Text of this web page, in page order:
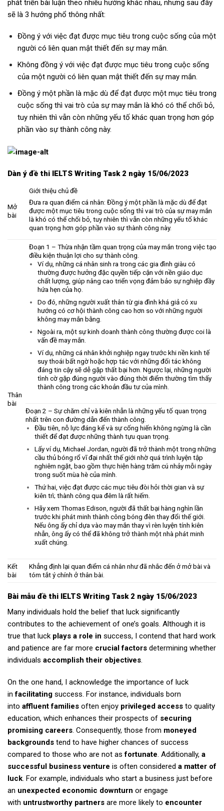
phát triển bài luận theo nhiều hướng khác nhau, nhưng sau đây
sẽ là 3 hướng phổ thông nhất:
Đồng ý với việc đạt được mục tiêu trong cuộc sống của một
người có liên quan mật thiết đến sự may mắn.
Không đồng ý với việc đạt được mục tiêu trong cuộc sống
của một người có liên quan mật thiết đến sự may mắn.
Đồng ý một phần là mặc dù để đạt được một mục tiêu trong
cuộc sống thì vai trò của sự may mắn là khó có thể chối bỏ,
tuy nhiên thì vẫn còn những yếu tố khác quan trọng hơn góp
phần vào sự thành công này.
Dàn ý đề thi IELTS Writing Task 2 ngày 15/06/2023
Mở
bài
Giới thiệu chủ đề
Đưa ra quan điểm cá nhân: Đồng ý một phần là mặc dù để đạt
được một mục tiêu trong cuộc sống thì vai trò của sự may mắn
là khó có thể chối bỏ, tuy nhiên thì vẫn còn những yếu tố khác
quan trọng hơn góp phần vào sự thành công này.
Thân
bài
Đoạn 1 – Thừa nhận tầm quan trọng của may mắn trong việc tạo
điều kiện thuận lợi cho sự thành công.
Ví dụ, những cá nhân sinh ra trong các gia đình giàu có
thường được hưởng đặc quyền tiếp cận với nền giáo dục
chất lượng, giúp nâng cao triển vọng đảm bảo sự nghiệp đầy
hứa hẹn của họ.
Do đó, những người xuất thân từ gia đình khá giả có xu
hướng có cơ hội thành công cao hơn so với những người
không may mắn bằng.
Ngoài ra, một sự kinh doanh thành công thường được coi là
vấn đề may mắn.
Ví dụ, những cá nhân khởi nghiệp ngay trước khi nền kinh tế
suy thoái bất ngờ hoặc hợp tác với những đối tác không
đáng tin cậy sẽ dễ gặp thất bại hơn. Ngược lại, những người
tình cờ gặp đúng người vào đúng thời điểm thường tìm thấy
thành công trong các khoản đầu tư của mình.
Đoạn 2 – Sự chăm chỉ và kiên nhẫn là những yếu tố quan trọng
nhất trên con đường dẫn đến thành công.
Đầu tiên, nỗ lực đáng kể và sự cống hiến không ngừng là cần
thiết để đạt được những thành tựu quan trọng.
Lấy ví dụ, Michael Jordan, người đã trở thành một trong những
cầu thủ bóng rổ vĩ đại nhất thế giới nhờ quá trình luyện tập
nghiêm ngặt, bao gồm thực hiện hàng trăm cú nhảy mỗi ngày
trong suốt mùa hè của mình.
Thứ hai, việc đạt được các mục tiêu đòi hỏi thời gian và sự
kiên trì; thành công qua đêm là rất hiếm.
Hãy xem Thomas Edison, người đã thất bại hàng nghìn lần
trước khi phát minh thành công bóng đèn thay đổi thế giới.
Nếu ông ấy chỉ dựa vào may mắn thay vì rèn luyện tính kiên
nhẫn, ông ấy có thể đã không trở thành một nhà phát minh
xuất chúng.
Kết
bài
Khẳng định lại quan điểm cá nhân như đã nhắc đến ở mở bài và
tóm tắt ý chính ở thân bài.
Bài mẫu đề thi IELTS Writing Task 2 ngày 15/06/2023
Many individuals hold the belief that luck significantly
contributes to the achievement of one’s goals. Although it is
true that luck plays a role in success, I contend that hard work
and patience are far more crucial factors determining whether
individuals accomplish their objectives.
On the one hand, I acknowledge the importance of luck
infacilitating success. For instance, individuals born
into affluent families often enjoy privileged access to quality
education, which enhances their prospects of securing
promising careers. Consequently, those from moneyed
backgrounds tend to have higher chances of success
compared to those who are not asfortunate. Additionally, a
successful business venture is often considered a matter of
luck. For example, individuals who start a business just before
an unexpected economic downturn or engage
with untrustworthy partners are more likely to encounter